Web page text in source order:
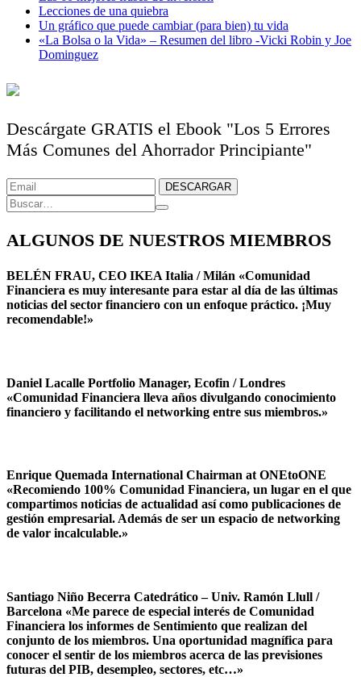
Lecciones de una quiebra
Un gráfico que puede cambiar (para bien) tu vida
«La Bolsa o la Vida» – Resumen del libro -Vicki Robin y Joe
Dominguez
Descárgate GRATIS el Ebook "Los 5 Errores
Más Comunes del Ahorrador Principiante"
ALGUNOS DE NUESTROS MIEMBROS
BELÉN FRAU, CEO IKEA Italia / Milán «Comunidad
Financiera es muy interesante para estar al día de las últimas
noticias del sector financiero con un enfoque práctico. ¡Muy
recomendable!»
Daniel Lacalle Portfolio Manager, Ecofin / Londres
«Comunidad Financiera lleva años divulgando conocimiento
financiero y facilitando el networking entre sus miembros.»
Enrique Quemada International Chairman at ONEtoONE
«Recomiendo 100% Comunidad Financiera, un lugar en el que
compartimos noticias de actualidad así como publicaciones de
gestión empresarial. Además de ser un espacio de networking
de valor incalculable.»
Santiago Niño Becerra Catedrático – Univ. Ramón Llull /
Barcelona «Me parece de especial interés de Comunidad
Financiera los informes de Sentimiento que realizan del
conjunto de los miembros. Una oportunidad magnífica para
conocer el sentir de los miembros acerca de las previsiones
futuras del PIB, desempleo, sectores, etc…»